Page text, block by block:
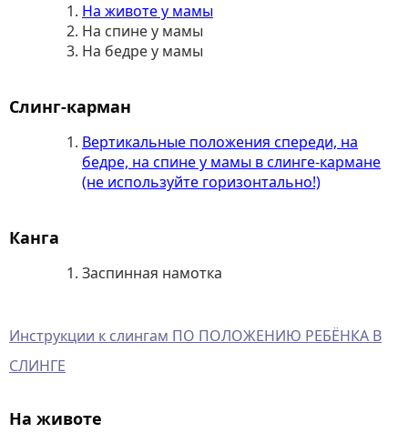
На животе у мамы
На спине у мамы
На бедре у мамы
Слинг-карман
Вертикальные положения спереди, на
бедре, на спине у мамы в слинге-кармане
(не используйте горизонтально!)
Канга
Заспинная намотка
Инструкции к слингам ПО ПОЛОЖЕНИЮ РЕБЁНКА В
СЛИНГЕ
На животе